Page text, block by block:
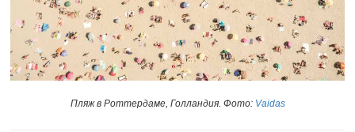
Пляж в Роттердаме, Голландия. Фото: Vaidas